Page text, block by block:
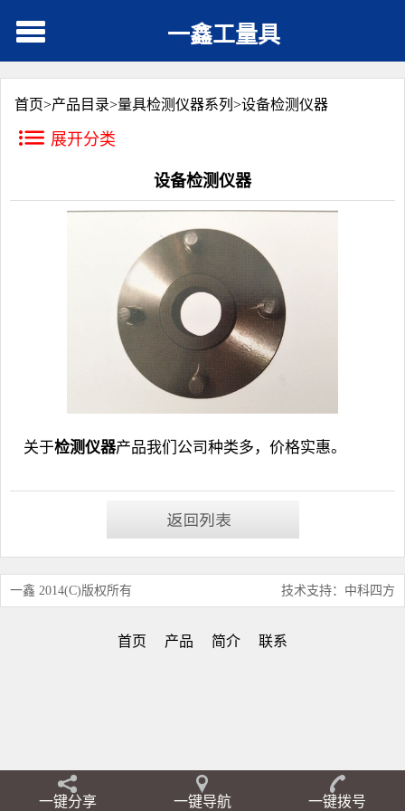
一鑫工量具
首页>产品目录>量具检测仪器系列 >设备检测仪器
展开分类
设备检测仪器
关于检测仪器产品我们公司种类多，价格实惠。
一鑫 2014(C)版权所有 技术支持：中科四方
首页 产品 简介 联系
一键分享 一键导航 一键拨号